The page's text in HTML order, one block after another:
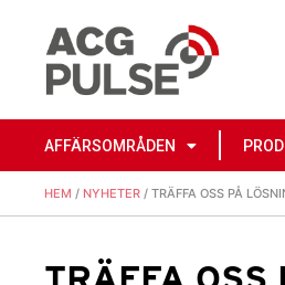
AFFÄRSOMRÅDEN
HEM / NYHETER / TRÄFFA OSS PÅ